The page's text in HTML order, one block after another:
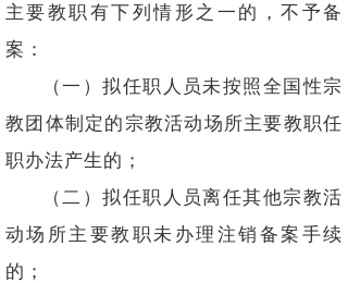
主要教职有下列情形之一的，不予备
案：
（一）拟任职人员未按照全国性宗
教团体制定的宗教活动场所主要教职任
职办法产生的；
（二）拟任职人员离任其他宗教活
动场所主要教职未办理注销备案手续
的；